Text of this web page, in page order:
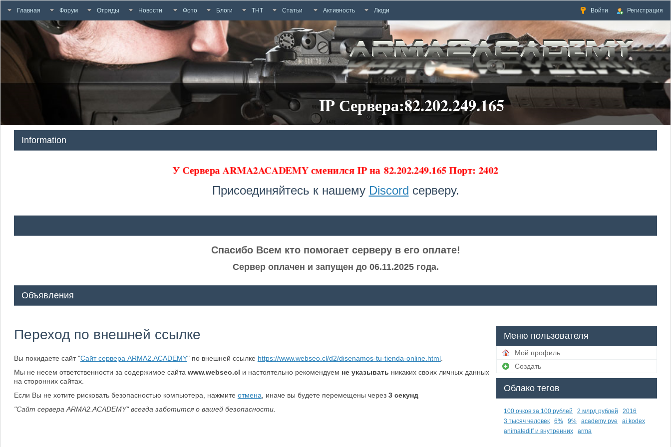
Главная Форум Отряды Новости Фото Блоги ТНТ Статьи Активность Люди Войти Регистрация
IP Сервера:82.202.249.165
Information
У Сервера ARMA2ACADEMY сменился IP на82.202.249.165 Порт: 2402
Присоединяйтесь к нашему Discord серверу.
Спасибо Всем кто помогает серверу в его оплате!
Сервер оплачен и запущен до 06.11.2025 года.
Объявления
Переход по внешней ссылке
Вы покидаете сайт "Сайт сервера ARMA2.ACADEMY" по внешней ссылке https://www.webseo.cl/d2/disenamos-tu-tienda-online.html.
Мы не несем ответственности за содержимое сайта www.webseo.cl и настоятельно рекомендуем не указывать никаких своих личных данных
на сторонних сайтах.
Если Вы не хотите рисковать безопасностью компьютера, нажмите отмена , иначе вы будете перемещены через 3секунд
"Сайт сервера ARMA2.ACADEMY" всегда заботится о вашей безопасности.
Меню пользователя
Мой профиль
Создать
Облако тегов
100 очков за 100 рублей 2 млрд рублей
2016
3 тысяч человек
6% 9% academy pve
ai kodex
animatediff и внутренних
arma